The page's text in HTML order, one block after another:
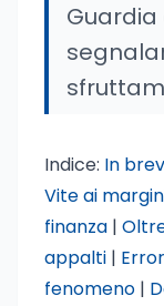
Indice: In
Vite ai
finanza |
appalti |
fenomeno |